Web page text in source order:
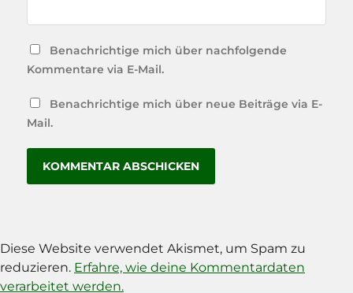
Benachrichtige mich über nachfolgende
Kommentare via E-Mail.
Benachrichtige mich über neue Beiträge via E-
Mail.
Diese Website verwendet Akismet, um Spam zu
reduzieren. Erfahre, wie deine Kommentardaten
verarbeitet werden.